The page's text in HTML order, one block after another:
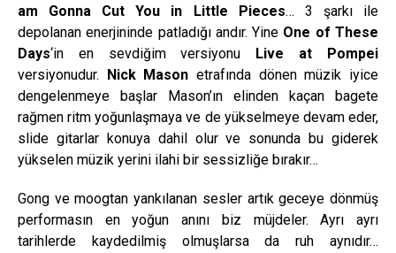
am Gonna Cut You in Little Pieces… 3 şarkı ile
depolanan enerjininde patladığı andır. Yine One of These
Days‘in en sevdiğim versiyonu
Live at Pompei
versiyonudur.
Nick Mason etrafında dönen müzik iyice
dengelenmeye başlar Mason’ın elinden kaçan bagete
rağmen ritm yoğunlaşmaya ve de yükselmeye devam eder,
slide gitarlar konuya dahil olur ve sonunda bu giderek
yükselen müzik yerini ilahi bir sessizliğe bırakır…
Gong ve moogtan yankılanan sesler artık geceye dönmüş
performasın en yoğun anını biz müjdeler. Ayrı ayrı
tarihlerde kaydedilmiş olmuşlarsa da ruh aynıdır…